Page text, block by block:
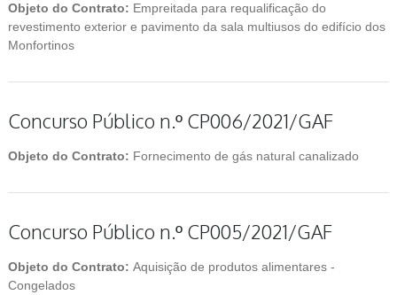
Objeto do Contrato: Empreitada para requalificação do
revestimento exterior e pavimento da sala multiusos do edifício dos
Monfortinos
Concurso Público n.º CP006/2021/GAF
Objeto do Contrato: Fornecimento de gás natural canalizado
Concurso Público n.º CP005/2021/GAF
Objeto do Contrato: Aquisição de produtos alimentares -
Congelados